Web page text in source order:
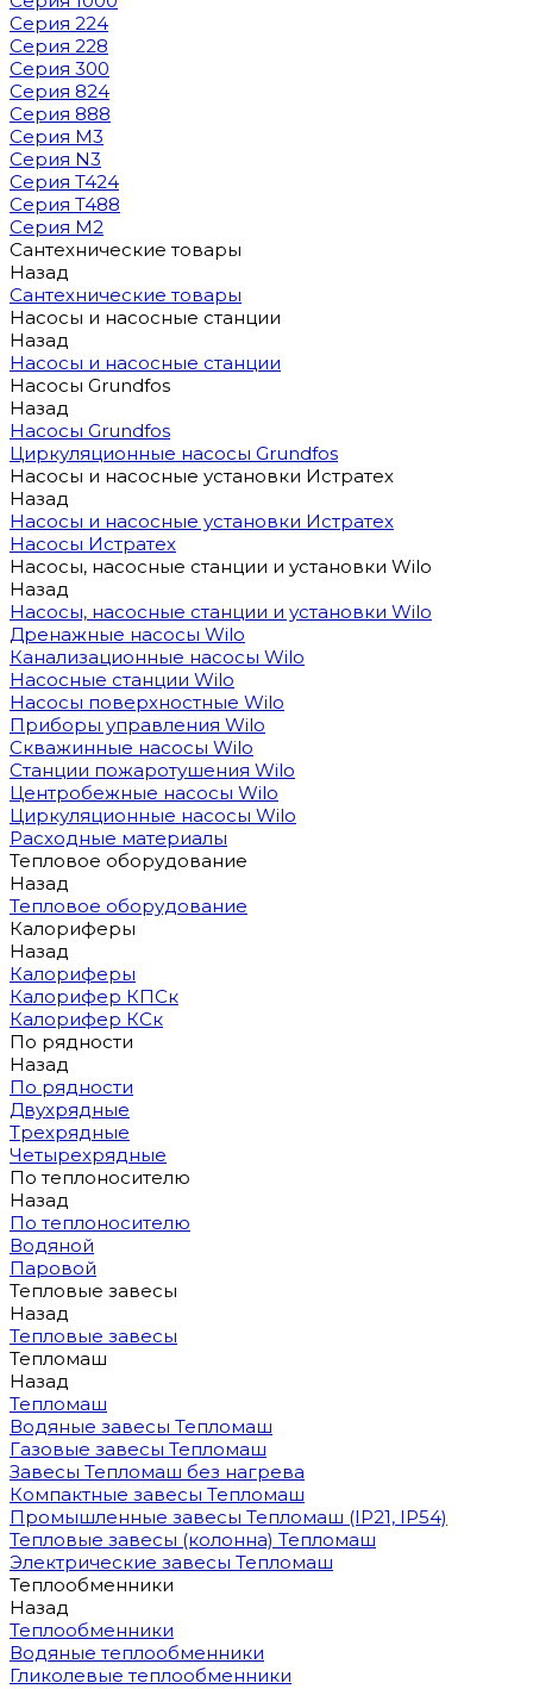
Серия 224
Серия 228
Серия 300
Серия 824
Серия 888
Серия M3
Серия N3
Серия T424
Серия T488
Серия М2
Сантехнические товары
Назад
Сантехнические товары
Насосы и насосные станции
Назад
Насосы и насосные станции
Насосы Grundfos
Назад
Насосы Grundfos
Циркуляционные насосы Grundfos
Насосы и насосные установки Истратех
Назад
Насосы и насосные установки Истратех
Насосы Истратех
Насосы, насосные станции и установки Wilo
Назад
Насосы, насосные станции и установки Wilo
Дренажные насосы Wilo
Канализационные насосы Wilo
Насосные станции Wilo
Насосы поверхностные Wilo
Приборы управления Wilo
Скважинные насосы Wilo
Станции пожаротушения Wilo
Центробежные насосы Wilo
Циркуляционные насосы Wilo
Расходные материалы
Тепловое оборудование
Назад
Тепловое оборудование
Калориферы
Назад
Калориферы
Калорифер КПСк
Калорифер КСк
По рядности
Назад
По рядности
Двухрядные
Трехрядные
Четырехрядные
По теплоносителю
Назад
По теплоносителю
Водяной
Паровой
Тепловые завесы
Назад
Тепловые завесы
Тепломаш
Назад
Тепломаш
Водяные завесы Тепломаш
Газовые завесы Тепломаш
Завесы Тепломаш без нагрева
Компактные завесы Тепломаш
Промышленные завесы Тепломаш (IP21, IP54)
Тепловые завесы (колонна) Тепломаш
Электрические завесы Тепломаш
Теплообменники
Назад
Теплообменники
Водяные теплообменники
Гликолевые теплообменники